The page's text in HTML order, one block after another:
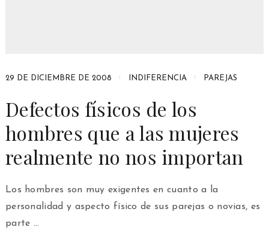
29 DE DICIEMBRE DE 2008 INDIFERENCIA PAREJAS
Defectos físicos de los
hombres que a las mujeres
realmente no nos importan
Los hombres son muy exigentes en cuanto a la
personalidad y aspecto físico de sus parejas o novias, es
parte …